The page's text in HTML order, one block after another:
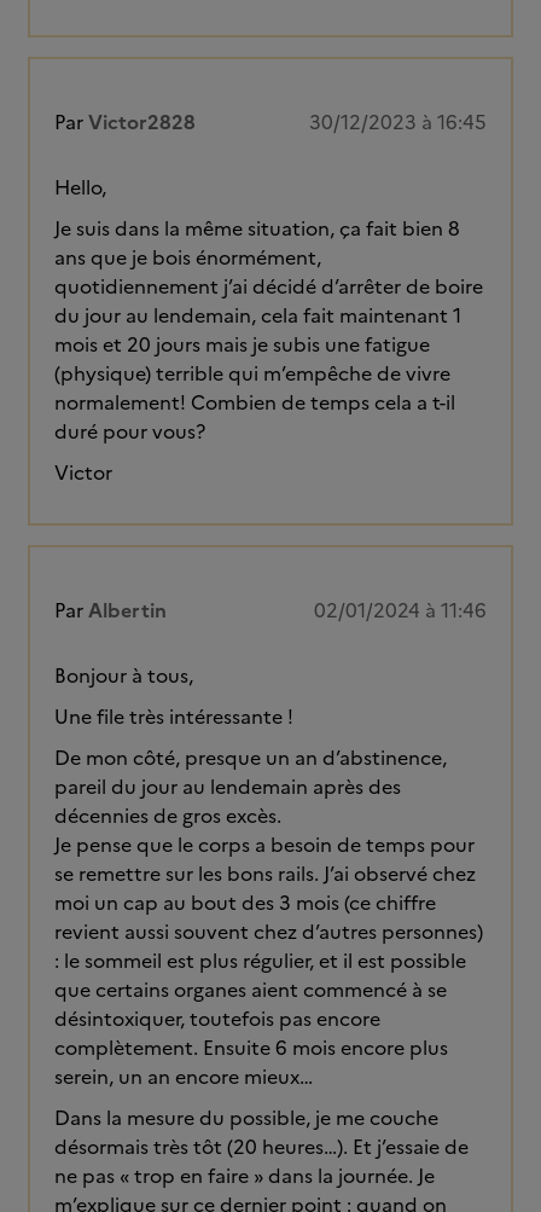
ParVictor2828 30/12/2023 à 16:45
Hello,
Je suis dans la même situation, ça fait bien 8
ans que je bois énormément,
quotidiennement j’ai décidé d’arrêter de boire
du jour au lendemain, cela fait maintenant 1
mois et 20 jours mais je subis une fatigue
(physique) terrible qui m’empêche de vivre
normalement! Combien de temps cela a t-il
duré pour vous?
Victor
ParAlbertin 02/01/2024 à 11:46
Bonjour à tous,
Une file très intéressante !
De mon côté, presque un an d’abstinence,
pareil du jour au lendemain après des
décennies de gros excès.
Je pense que le corps a besoin de temps pour
se remettre sur les bons rails. J’ai observé chez
moi un cap au bout des 3 mois (ce chiffre
revient aussi souvent chez d’autres personnes)
: le sommeil est plus régulier, et il est possible
que certains organes aient commencé à se
désintoxiquer, toutefois pas encore
complètement. Ensuite 6 mois encore plus
serein, un an encore mieux…
Dans la mesure du possible, je me couche
désormais très tôt (20 heures…). Et j’essaie de
ne pas « trop en faire » dans la journée. Je
m’explique sur ce dernier point : quand on